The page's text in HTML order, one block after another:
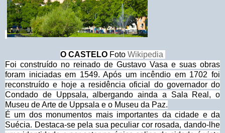
O CASTELOFoto Wikipedia
Foi construído no reinado de Gustavo Vasa e suas obras
foram iniciadas em 1549. Após um incêndio em 1702 foi
reconstruído e hoje a residência oficial do governador do
Condado de Uppsala, albergando ainda a Sala Real, o
Museu de Arte de Uppsala e o Museu da Paz.
É um dos monumentos mais importantes da cidade e da
Suécia. Destaca-se pela sua peculiar cor rosada, dando-lhe